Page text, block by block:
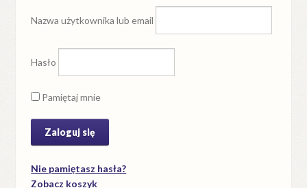
Nazwa użytkownika lub email
Hasło
Pamiętaj mnie
Nie pamiętasz hasła?
Zobacz koszyk